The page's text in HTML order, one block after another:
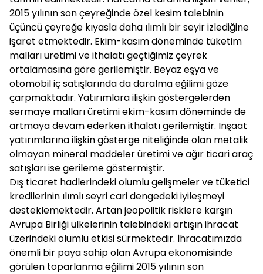
2015 yılının son çeyreğinde özel kesim talebinin
üçüncü çeyreğe kıyasla daha ılımlı bir seyir izlediğine
işaret etmektedir. Ekim-kasım döneminde tüketim
malları üretimi ve ithalatı geçtiğimiz çeyrek
ortalamasına göre gerilemiştir. Beyaz eşya ve
otomobil iç satışlarında da daralma eğilimi göze
çarpmaktadır. Yatırımlara ilişkin göstergelerden
sermaye malları üretimi ekim-kasım döneminde de
artmaya devam ederken ithalatı gerilemiştir. İnşaat
yatırımlarına ilişkin gösterge niteliğinde olan metalik
olmayan mineral maddeler üretimi ve ağır ticari araç
satışları ise gerileme göstermiştir.
Dış ticaret hadlerindeki olumlu gelişmeler ve tüketici
kredilerinin ılımlı seyri cari dengedeki iyileşmeyi
desteklemektedir. Artan jeopolitik risklere karşın
Avrupa Birliği ülkelerinin talebindeki artışın ihracat
üzerindeki olumlu etkisi sürmektedir. İhracatımızda
önemli bir paya sahip olan Avrupa ekonomisinde
görülen toparlanma eğilimi 2015 yılının son